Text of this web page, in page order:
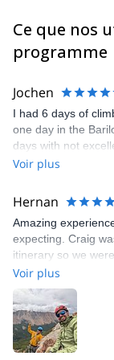
Ce que nos
programme
Jochen
I had 6 days of
one day in the
days with not
with Craig for
Voir plus
Hernan
Amazing
expecting. Craig
itinerary so we
definitely hire Craig
Voir plus